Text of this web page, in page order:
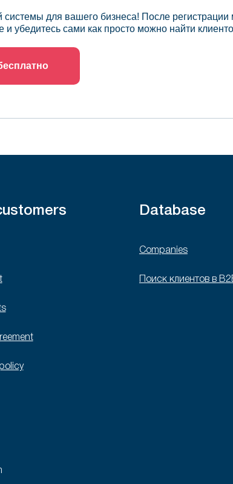
для вашего бизнеса! После регистрации
и убедитесь сами как просто можно найти
Database
Companies
Поиск клиентов в